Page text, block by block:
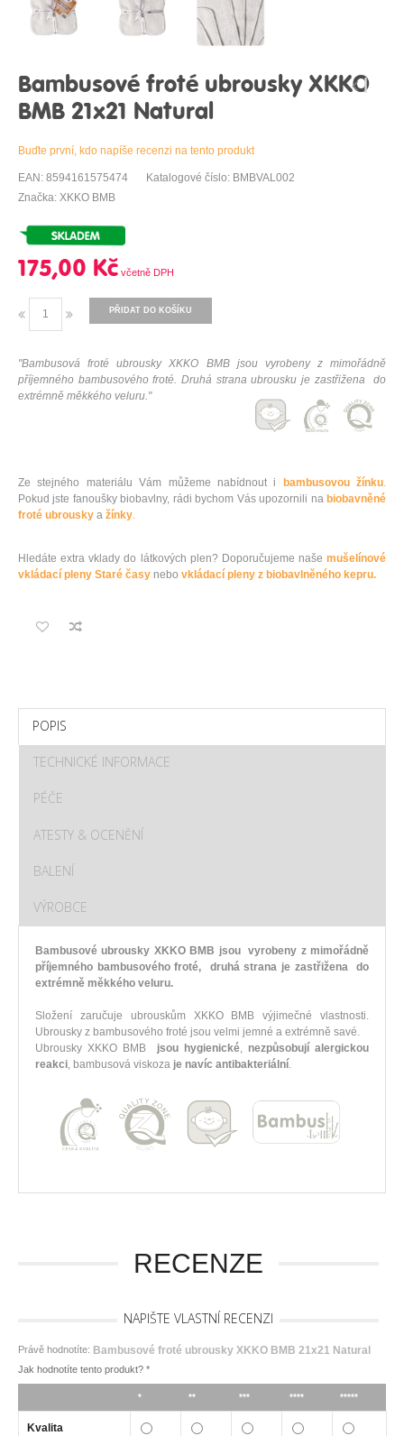
Bambusové froté ubrousky XKKO
BMB 21x21 Natural
Buďte první, kdo napíše recenzi na tento produkt
EAN: 8594161575474
Katalogové číslo: BMBVAL002
Značka: XKKO BMB
175,00 Kč
PŘIDAT DO KOŠÍKU
"Bambusová froté ubrousky XKKO BMB jsou vyrobeny z mimořádně
příjemného bambusového froté. Druhá strana ubrousku je zastřižena do
extrémně měkkého veluru."
Ze stejného materiálu Vám můžeme nabídnout i bambusovou žínku.
Pokud jste fanoušky biobavlny, rádi bychom Vás upozornili na biobavněné
froté ubrousky a žínky.
Hledáte extra vklady do látkových plen? Doporučujeme naše mušelínové
vkládací pleny Staré časy nebo vkládací pleny z biobavlněného kepru.
POPIS
TECHNICKÉ INFORMACE
PÉČE
ATESTY & OCENĚNÍ
BALENÍ
VÝROBCE
Bambusové ubrousky XKKO BMB jsou vyrobeny z mimořádně
příjemného bambusového froté, druhá strana je zastřižena do
extrémně měkkého veluru.
Složení zaručuje ubrouskům XKKO BMB výjimečné vlastnosti.
Ubrousky z bambusového froté jsou velmi jemné a extrémně savé.
Ubrousky XKKO BMB jsou hygienické, nezpůsobují alergickou
reakci, bambusová viskoza je navíc antibakteriální.
RECENZE
NAPIŠTE VLASTNÍ RECENZI
Právě hodnotíte: Bambusové froté ubrousky XKKO BMB 21x21 Natural
Jak hodnotíte tento produkt? *
* ** *** **** *****
Kvalita